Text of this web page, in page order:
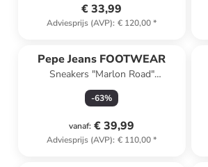
€ 33,99
Adviesprijs (AVP): € 120,00*
Pepe Jeans FOOTWEAR
Sneakers "Marlon Road"
blauw/donkerblauw
-63%
vanaf: € 39,99
Adviesprijs (AVP): € 110,00*